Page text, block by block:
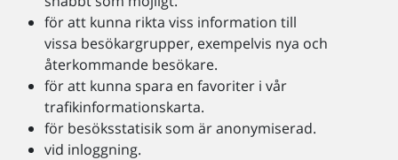
för att kunna rikta viss information till
vissa besökargrupper, exempelvis nya och
återkommande besökare.
för att kunna spara en favoriter i vår
trafikinformationskarta.
för besöksstatisik som är anonymiserad.
vid inloggning.